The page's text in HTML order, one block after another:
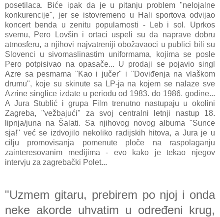
posetilaca. Biće ipak da je u pitanju problem "nelojalne
konkurencije", jer se istovremeno u Hali sportova odvijao
koncert benda u zenitu popularnosti - Leb i sol. Uprkos
svemu, Pero Lovšin i ortaci uspeli su da naprave dobru
atmosferu, a njihovi najvatreniji obožavaoci u publici bili su
Slovenci u sivomaslinastim uniformama, kojima se posle
Pero potpisivao na opasače... U prodaji se pojavio singl
Azre sa pesmama "Kao i jučer" i "Doviđenja na vlaškom
drumu", koje su skinute sa LP-ja na kojem se nalaze sve
Azrine singlice izdate u periodu od 1983. do 1986. godine...
A Jura Stublić i grupa Film trenutno nastupaju u okolini
Zagreba, "vežbajući" za svoj centralni letnji nastup 18.
lipnja/juna na Šalati. Sa njihovog novog albuma "Sunce
sja!" već se izdvojilo nekoliko radijskih hitova, a Jura je u
cilju promovisanja pomenute ploče na raspolaganju
zainteresovanim medijima - evo kako je tekao njegov
intervju za zagrebački Polet...
"Uzmem gitaru, prebirem po njoj i onda
neke akorde uhvatim u određeni krug,